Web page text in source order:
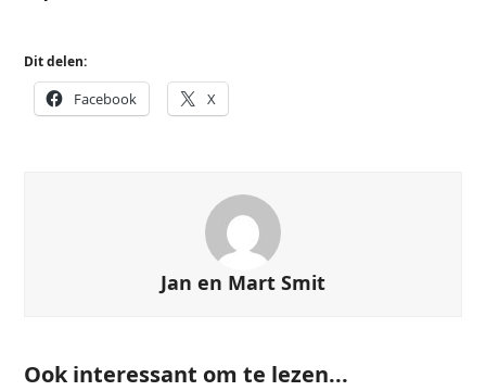
Dit delen:
Facebook X
Jan en Mart Smit
Ook interessant om te lezen...